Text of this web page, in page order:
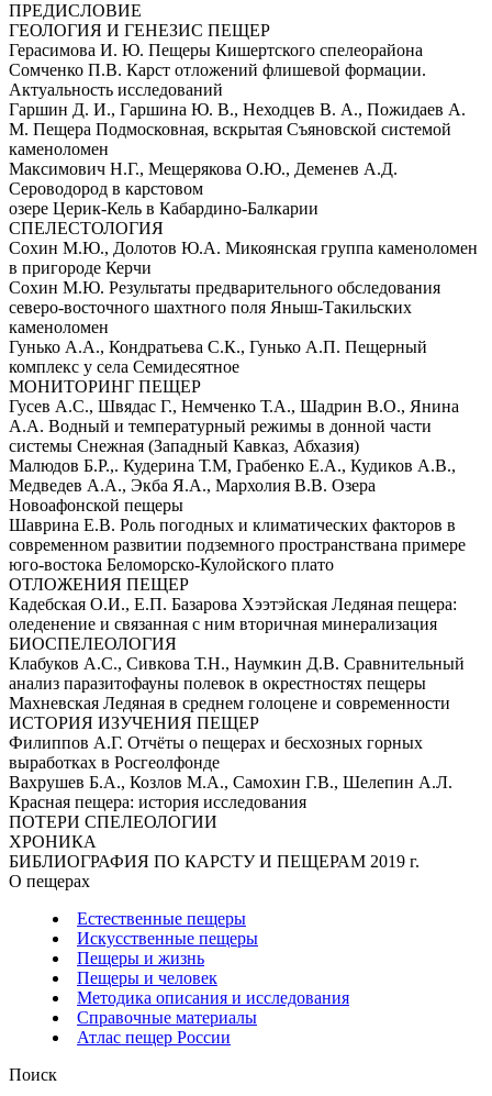
ПРЕДИСЛОВИЕ
ГЕОЛОГИЯ И ГЕНЕЗИС ПЕЩЕР
Герасимова И. Ю. Пещеры Кишертского спелеорайона
Сомченко П.В. Карст отложений флишевой формации.
Актуальность исследований
Гаршин Д. И., Гаршина Ю. В., Неходцев В. А., Пожидаев А.
М. Пещера Подмосковная, вскрытая Съяновской системой
каменоломен
Максимович Н.Г., Мещерякова О.Ю., Деменев А.Д.
Сероводород в карстовом
озере Церик-Кель в Кабардино-Балкарии
СПЕЛЕСТОЛОГИЯ
Сохин М.Ю., Долотов Ю.А. Микоянская группа каменоломен
в пригороде Керчи
Сохин М.Ю. Результаты предварительного обследования
северо-восточного шахтного поля Яныш-Такильских
каменоломен
Гунько А.А., Кондратьева С.К., Гунько А.П. Пещерный
комплекс у села Семидесятное
МОНИТОРИНГ ПЕЩЕР
Гусев А.С., Швядас Г., Немченко Т.А., Шадрин В.О., Янина
А.А. Водный и температурный режимы в донной части
системы Снежная (Западный Кавказ, Абхазия)
Малюдов Б.Р.,. Кудерина Т.М, Грабенко Е.А., Кудиков А.В.,
Медведев А.А., Экба Я.А., Мархолия В.В. Озера
Новоафонской пещеры
Шаврина Е.В. Роль погодных и климатических факторов в
современном развитии подземного пространствана примере
юго-востока Беломорско-Кулойского плато
ОТЛОЖЕНИЯ ПЕЩЕР
Кадебская О.И., Е.П. Базарова Хээтэйская Ледяная пещера:
оледенение и связанная с ним вторичная минерализация
БИОСПЕЛЕОЛОГИЯ
Клабуков А.С., Сивкова Т.Н., Наумкин Д.В. Сравнительный
анализ паразитофауны полевок в окрестностях пещеры
Махневская Ледяная в среднем голоцене и современности
ИСТОРИЯ ИЗУЧЕНИЯ ПЕЩЕР
Филиппов А.Г. Отчёты о пещерах и бесхозных горных
выработках в Росгеолфонде
Вахрушев Б.А., Козлов М.А., Самохин Г.В., Шелепин А.Л.
Красная пещера: история исследования
ПОТЕРИ СПЕЛЕОЛОГИИ
ХРОНИКА
БИБЛИОГРАФИЯ ПО КАРСТУ И ПЕЩЕРАМ 2019 г.
О пещерах
Естественные пещеры
Искусственные пещеры
Пещеры и жизнь
Пещеры и человек
Методика описания и исследования
Справочные материалы
Атлас пещер России
Поиск